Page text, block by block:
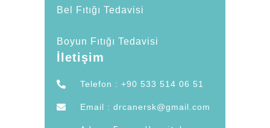
Bel Fıtığı Tedavisi
Boyun Fıtığı Tedavisi
İletişim
Telefon : +90 533 514 06 51
Email : drcanersk@gmail.com